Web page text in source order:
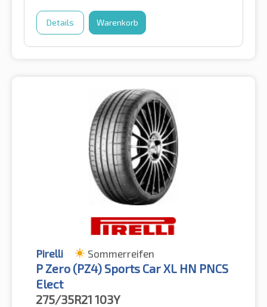
Details Warenkorb
Pirelli Sommerreifen
P Zero (PZ4) Sports Car XL HN PNCS
Elect
275/35R21 103Y